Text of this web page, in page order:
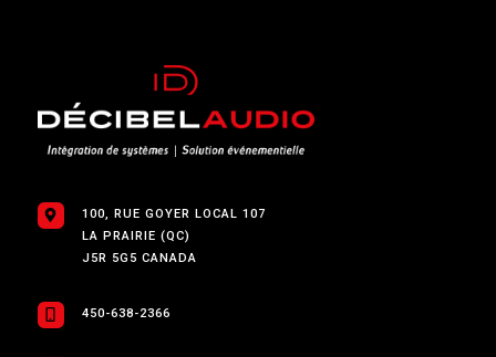
100, RUE GOYER LOCAL 107
LA PRAIRIE (QC)
J5R 5G5 CANADA
450-638-2366